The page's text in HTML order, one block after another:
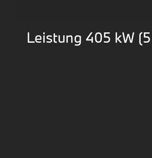
Leistung 405 kW